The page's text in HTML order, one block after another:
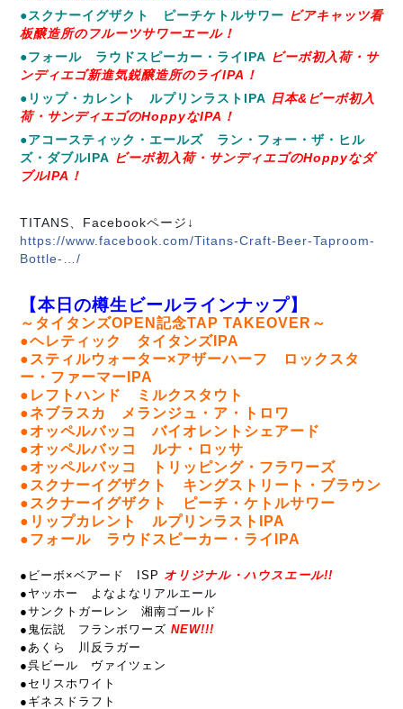
●スクナーイグザクト ピーチケトルサワー ビアキャッツ看
板醸造所のフルーツサワーエール！
●フォール ラウドスピーカー・ライIPA ビーボ初入荷・サ
ンディエゴ新進気鋭醸造所のライIPA！
●リップ・カレント ルプリンラストIPA 日本&ビーボ初入
荷・サンディエゴのHoppyなIPA！
●アコースティック・エールズ ラン・フォー・ザ・ヒル
ズ・ダブルIPA ビーボ初入荷・サンディエゴのHoppyなダ
ブルIPA！
TITANS、Facebookページ↓
https://www.facebook.com/Titans-Craft-Beer-Taproom-
Bottle-…/
【本日の樽生ビールラインナップ】
～タイタンズOPEN記念TAP TAKEOVER～
●ヘレティック タイタンズIPA
●スティルウォーター×アザーハーフ ロックスタ
ー・ファーマーIPA
●レフトハンド ミルクスタウト
●ネブラスカ メランジュ・ア・トロワ
●オッペルバッコ バイオレントシェアード
●オッペルバッコ ルナ・ロッサ
●オッペルバッコ トリッピング・フラワーズ
●スクナーイグザクト キングストリート・ブラウン
●スクナーイグザクト ピーチ・ケトルサワー
●リップカレント ルプリンラストIPA
●フォール ラウドスピーカー・ライIPA
●ビーボ×ベアード ISP オリジナル・ハウスエール!!
●ヤッホー よなよなリアルエール
●サンクトガーレン 湘南ゴールド
●鬼伝説 フランボワーズ NEW!!!
●あくら 川反ラガー
●呉ビール ヴァイツェン
●セリスホワイト
●ギネスドラフト